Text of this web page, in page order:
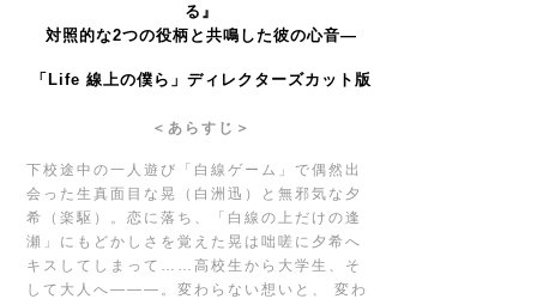
る』
対照的な2つの役柄と共鳴した彼の心音―
「Life 線上の僕ら」ディレクターズカット版
＜あらすじ＞
下校途中の一人遊び「白線ゲーム」で偶然出
会った生真面目な晃（白洲迅）と無邪気な夕
希（楽駆）。恋に落ち、「白線の上だけの逢
瀬」にもどかしさを覚えた晃は咄嗟に夕希へ
キスしてしまって……高校生から大学生、そ
して大人へ―――。変わらない想いと、 変わ